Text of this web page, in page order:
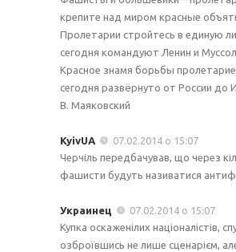
крепите над миром красные
Пролетарии стройтесь в единую
сегодня командуют Ленин и
Красное знамя борьбы
сегодня развёрнуто от России до
В. Маяковский
KyivUA
07.02.2014 о 15:07
Черчіль передбачував, що через
фашисти будуть називатися
Украинец
07.02.2014 о 15:07
Купка оскаженілих націоналістів,
озброївшись не лише сценарієм,